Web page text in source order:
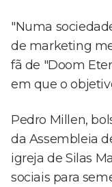
"Numa
de marketing
fã de "Doom
em que o
Pedro Millen,
da Assembleia
igreja de Silas
sociais para